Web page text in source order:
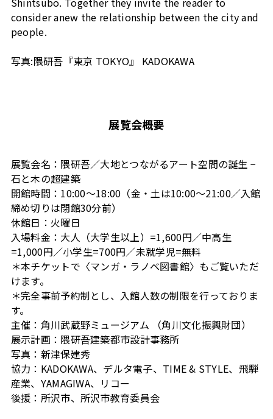
consider anew the relationship between the city and
people.
写真:隈研吾『東京 TOKYO』 KADOKAWA
展覧会概要
展覧会名：隈研吾／大地とつながるアート空間の誕生 −
石と木の超建築
開館時間：10:00～18:00（金・土は10:00～21:00／入館
締め切りは閉館30分前）
休館日：火曜日
入場料金：大人（大学生以上）=1,600円／中高生
=1,000円／小学生=700円／未就学児=無料
＊本チケットで〈マンガ・ラノベ図書館〉もご覧いただ
けます。
＊完全事前予約制とし、入館人数の制限を行っておりま
す。
主催：角川武蔵野ミュージアム （角川文化振興財団）
展示計画：隈研吾建築都市設計事務所
写真：新津保建秀
協力：KADOKAWA、デルタ電子、TIME & STYLE、飛騨
産業、YAMAGIWA、リコー
後援：所沢市、所沢市教育委員会